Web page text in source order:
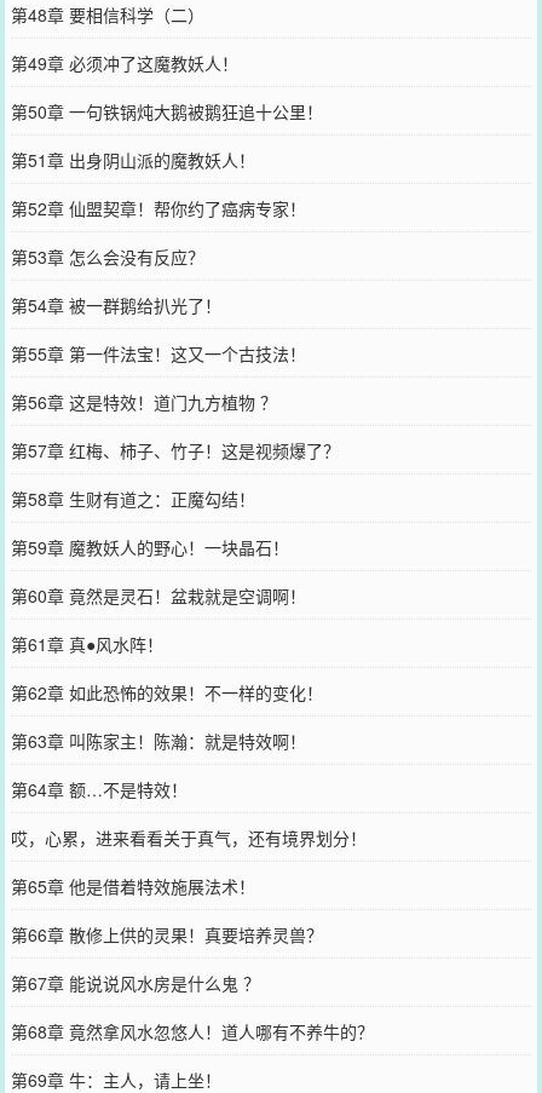
第48章 要相信科学（二）
第49章 必须冲了这魔教妖人！
第50章 一句铁锅炖大鹅被鹅狂追十公里！
第51章 出身阴山派的魔教妖人！
第52章 仙盟契章！帮你约了癌病专家！
第53章 怎么会没有反应？
第54章 被一群鹅给扒光了！
第55章 第一件法宝！这又一个古技法！
第56章 这是特效！道门九方植物 ？
第57章 红梅、柿子、竹子！这是视频爆了？
第58章 生财有道之：正魔勾结！
第59章 魔教妖人的野心！一块晶石！
第60章 竟然是灵石！盆栽就是空调啊！
第61章 真●风水阵！
第62章 如此恐怖的效果！不一样的变化！
第63章 叫陈家主！陈瀚：就是特效啊！
第64章 额…不是特效！
哎，心累，进来看看关于真气，还有境界划分！
第65章 他是借着特效施展法术！
第66章 散修上供的灵果！真要培养灵兽？
第67章 能说说风水房是什么鬼 ？
第68章 竟然拿风水忽悠人！道人哪有不养牛的？
第69章 牛：主人，请上坐！